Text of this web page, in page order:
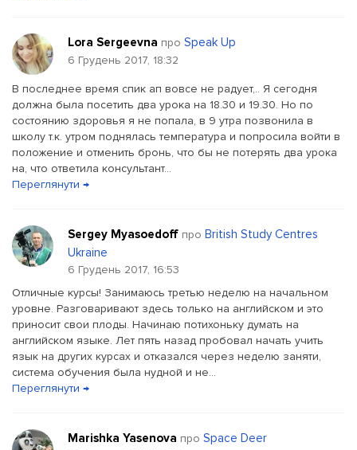
Lora Sergeevna про Speak Up
6 Грудень 2017, 18:32
В последнее время спик ап вовсе не радует,.. Я сегодня
должна была посетить два урока на 18.30 и 19.30. Но по
состоянию здоровья я не попала, в 9 утра позвонила в
школу т.к. утром поднялась температура и попросила войти в
положение и отменить бронь, что бы не потерять два урока
на, что ответила консультант...
Переглянути →
Sergey Myasoedoff про British Study Centres
Ukraine
6 Грудень 2017, 16:53
Отличные курсы! Занимаюсь третью неделю на начальном
уровне. Разговаривают здесь только на английском и это
приносит свои плоды. Начинаю потихоньку думать на
английском языке. Лет пять назад пробовал начать учить
язык на других курсах и отказался через неделю заняти,
система обучения была нудной и не...
Переглянути →
Marishka Yasenova про Space Deer